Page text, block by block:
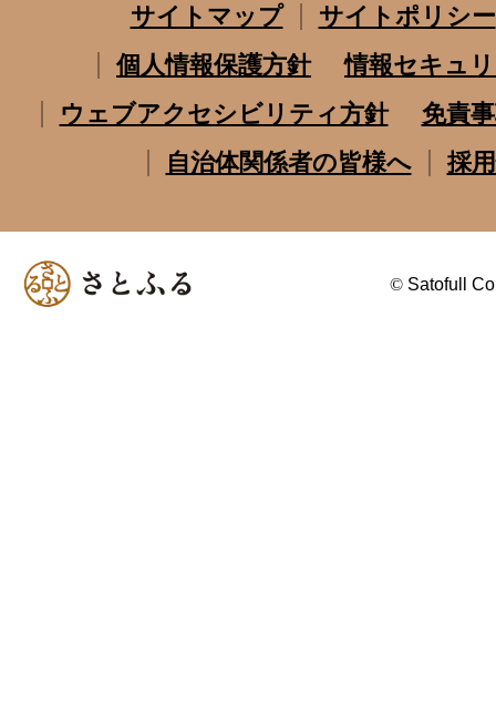
サイトマップ
サイトポリシー
個人情報保護方針
情報セキュ
ウェブアクセシビリティ方針
免責
自治体関係者の皆様へ
採
© Satofull